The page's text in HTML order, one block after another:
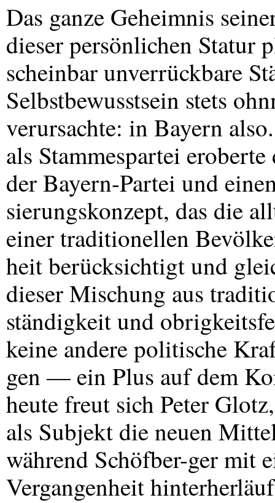
Das ganze Geheimnis
dieser persönlichen Statur
scheinbar unverrückbare
Selbstbewusstsein stets
verursachte: in Bayern
als Stammespartei
der Bayern-Partei und
sierungskonzept, das die
einer traditionellen
heit berücksichtigt und
dieser Mischung aus
ständigkeit und
keine andere politische
gen — ein Plus auf dem
heute freut sich Peter
als Subjekt die neuen
während Schöfber-ger mit
Vergangenheit